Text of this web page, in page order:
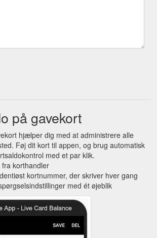
på gavekort
hjælper dig med at administrere alle
Føj dit kort til appen, og brug automatisk
med et par klik.
korthandler
kortnummer, der skriver hver gang
med ét øjeblik